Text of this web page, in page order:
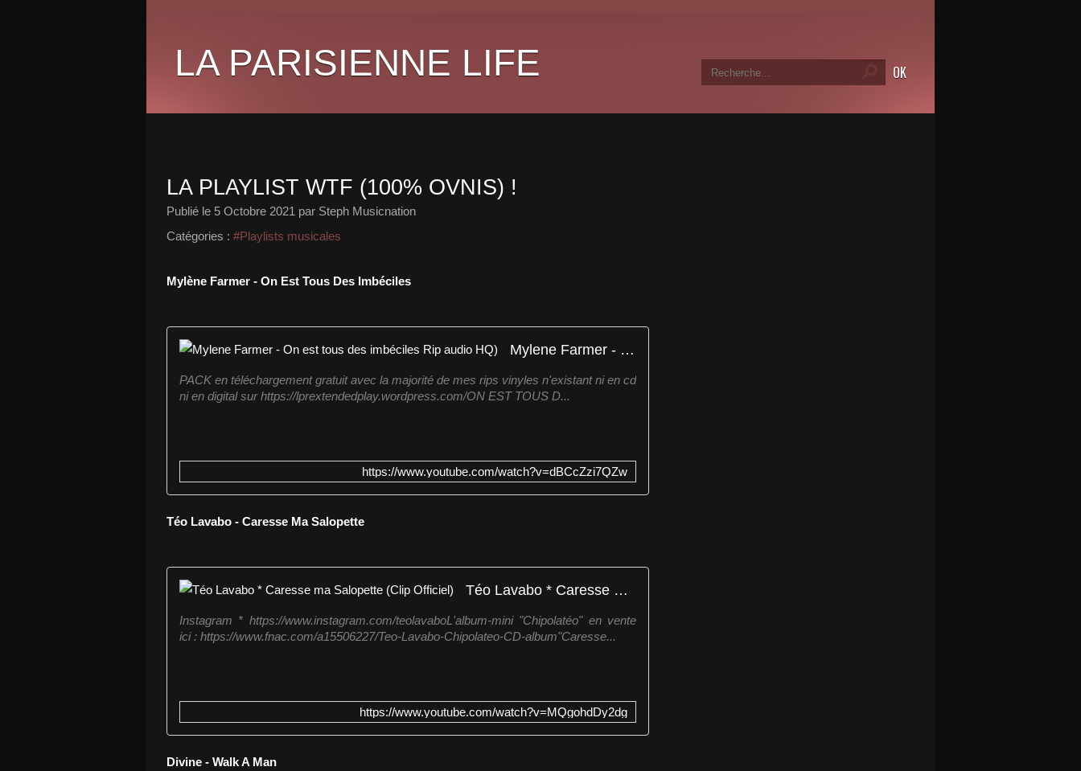
LA PARISIENNE LIFE
LA PLAYLIST WTF (100% OVNIS) !
Publié le 5 Octobre 2021 par Steph Musicnation
Catégories : #Playlists musicales
Mylène Farmer - On Est Tous Des Imbéciles
Mylene Farmer - On est tous des imbéciles Rip audio HQ)
PACK en téléchargement gratuit avec la majorité de mes rips vinyles n'existant ni en cd
ni en digital sur https://lprextendedplay.wordpress.com/ON EST TOUS D...
https://www.youtube.com/watch?v=dBCcZzi7QZw
Téo Lavabo - Caresse Ma Salopette
Téo Lavabo * Caresse ma Salopette (Clip Officiel)
Instagram * https://www.instagram.com/teolavaboL'album-mini "Chipolatéo" en vente
ici : https://www.fnac.com/a15506227/Teo-Lavabo-Chipolateo-CD-album"Caresse...
https://www.youtube.com/watch?v=MQgohdDy2dg
Divine - Walk A Man